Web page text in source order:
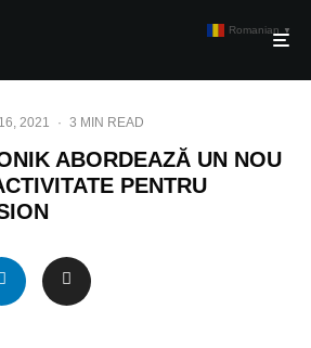
2021 · 3 MIN READ
ABORDEAZĂ UN NOU
PENTRU
Romanian ▼